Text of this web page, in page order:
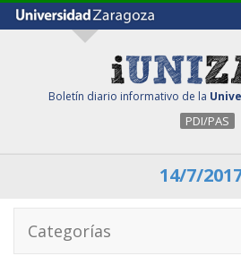
Boletín diario informativo de la
PDI/PAS
14/7/
Categorías